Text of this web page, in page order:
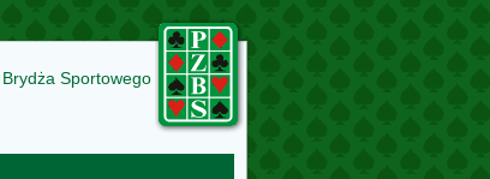
Sportowego